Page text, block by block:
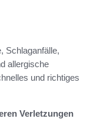
Schlaganfälle,
allergische
und richtiges
Verletzungen